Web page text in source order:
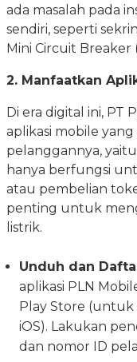
ada masalah pada
sendiri, seperti
Mini Circuit Breaker
2. Manfaatkan
Di era digital ini, PT
aplikasi mobile
pelanggannya,
hanya berfungsi
atau pembelian
penting untuk
listrik.
Unduh dan
aplikasi PLN
Play Store
iOS). Lakukan
dan nomor ID